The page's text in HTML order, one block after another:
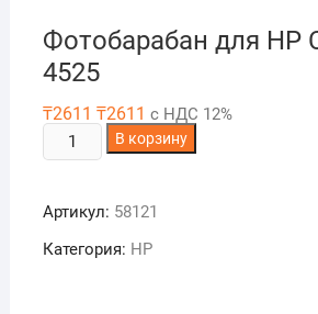
Фотобарабан для HP
4525
₸2611 ₸2611 с НДС 12%
Количество
товара
для
HP
В корзину
Артикул: 58121
Категория: HP